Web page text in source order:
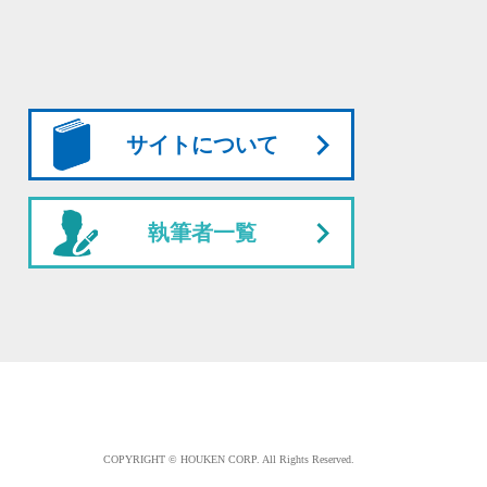
サイトについて
執筆者一覧
COPYRIGHT © HOUKEN CORP. All Rights Reserved.